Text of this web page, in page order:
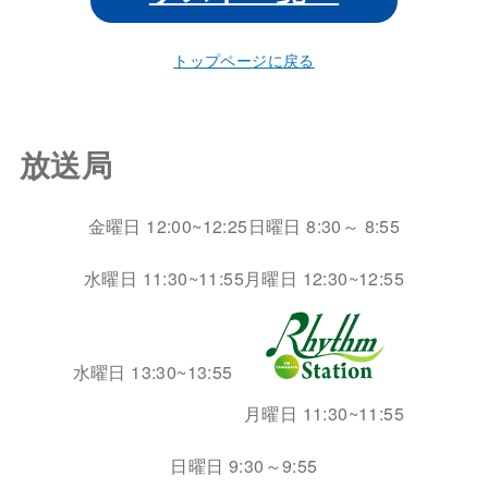
トップページに戻る
放送局
金曜日 12:00~12:25日曜日 8:30～ 8:55
水曜日 11:30~11:55月曜日 12:30~12:55
水曜日 13:30~13:55
月曜日 11:30~11:55
日曜日 9:30～9:55